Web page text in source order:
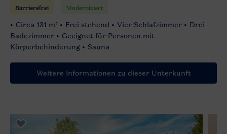
Barrierefrei
Modernisiert
Circa 131 m²
Frei stehend Vier Schlafzimmer
Drei
Badezimmer
Geeignet für Personen mit
Körperbehinderung
Sauna
Weitere Informationen zu dieser Unterkunft